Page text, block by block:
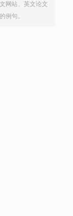
网站、英文论文
例句。